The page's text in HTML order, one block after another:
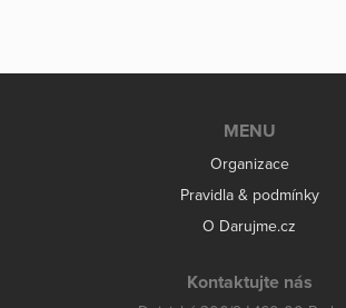
MENU
Organizace
Pravidla & podmínky
O Darujme.cz
Kontaktujte nás